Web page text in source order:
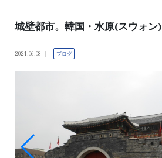
城壁都市。韓国・水原(スウォン)
2021.06.08 ブログ